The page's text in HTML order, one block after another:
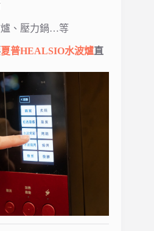
爐、壓力鍋…等
夏普HEALSIO水波爐直